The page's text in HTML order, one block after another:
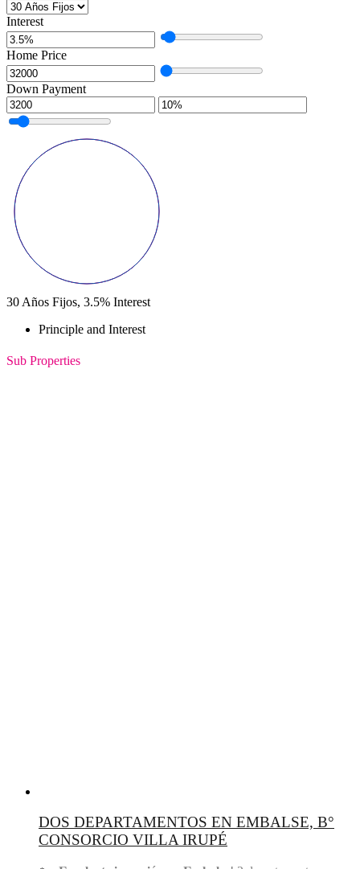
Interest
Home Price
Down Payment
30 Años Fijos, 3.5% Interest
Principle and Interest
Sub Properties
DOS DEPARTAMENTOS EN EMBALSE, B°
CONSORCIO VILLA IRUPÉ